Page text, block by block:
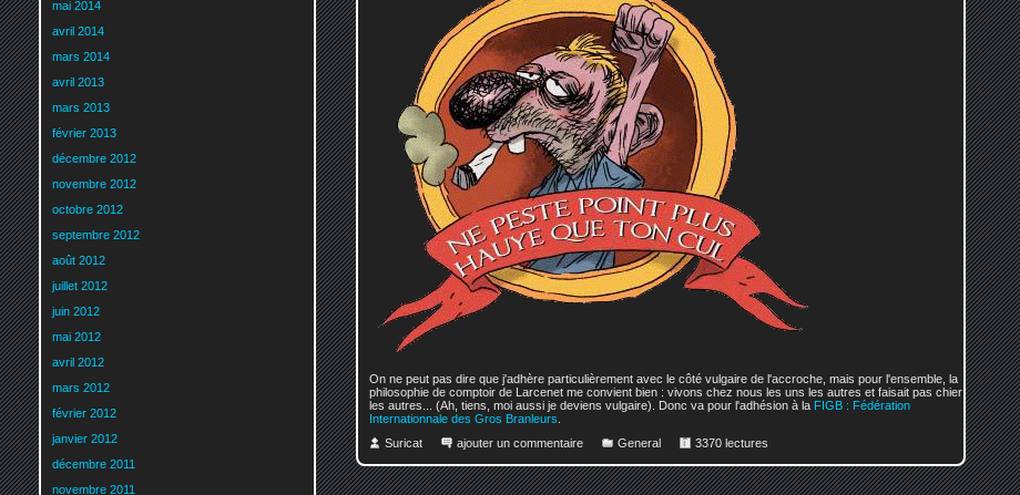
On ne peut pas dire que j'adhère particulièrement avec le côté vulgaire de l'accroche, mais pour l'ensemble, la
philosophie de comptoir de Larcenet me convient bien : vivons chez nous les uns les autres et faisait pas chier
les autres... (Ah, tiens, moi aussi je deviens vulgaire). Donc va pour l'adhésion à la FIGB : Fédération
Internationnale des Gros Branleurs
Suricat
ajouter un commentaire General 3370 lectures
mai 2014
avril 2014
mars 2014
avril 2013
mars 2013
février 2013
décembre 2012
novembre 2012
octobre 2012
septembre 2012
août 2012
juillet 2012
juin 2012
mai 2012
avril 2012
mars 2012
février 2012
janvier 2012
décembre 2011
novembre 2011